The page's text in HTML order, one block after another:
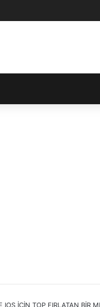
IOS İÇİN TOP FIRLATAN BİR